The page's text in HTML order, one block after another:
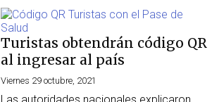
Turistas obtendrán código QR
al ingresar al país
Viernes 29 octubre, 2021